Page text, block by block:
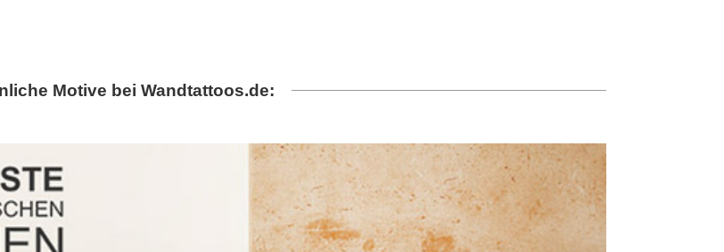
Motive bei Wandtattoos.de: